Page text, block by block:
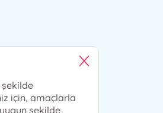
için, amaçlarla
uygun şekilde